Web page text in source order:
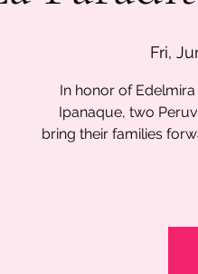
Fri,
In honor of
Ipanaque, two
bring their families